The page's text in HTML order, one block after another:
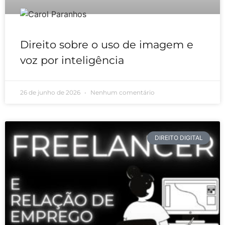
Direito sobre o uso de imagem e
voz por inteligência
26 de junho de 2026 Nenhum comentário
DIREITO DIGITAL